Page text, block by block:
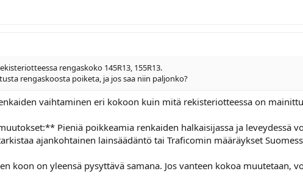
rengaskoko 145R13, 155R13.
rengaskoosta poiketa, ja jos saa niin paljonko?
vaihtaminen eri kokoon kuin mitä rekisteriotteessa on
Pieniä poikkeamia renkaiden halkaisijassa ja leveydessä
ajankohtainen lainsäädäntö tai Traficomin määräykset
koon on yleensä pysyttävä samana. Jos vanteen kokoa muutetaan,